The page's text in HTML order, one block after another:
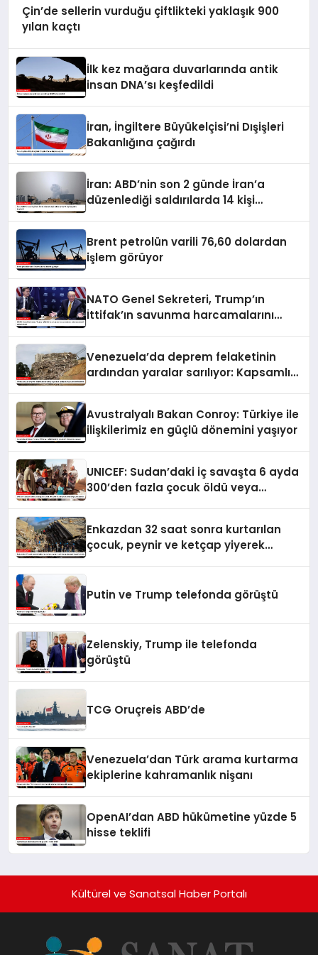
Çin’de sellerin vurduğu çiftlikteki yaklaşık 900
yılan kaçtı
İlk kez mağara duvarlarında antik
insan DNA’sı keşfedildi
İran, İngiltere Büyükelçisi’ni Dışişleri
Bakanlığına çağırdı
İran: ABD’nin son 2 günde İran’a
düzenlediği saldırılarda 14 kişi
Brent petrolün varili 76,60 dolardan
işlem görüyor
NATO Genel Sekreteri, Trump’ın
İttifak’ın savunma harcamalarını
Venezuela’da deprem felaketinin
ardından yaralar sarılıyor: Kapsamlı
Avustralyalı Bakan Conroy: Türkiye ile
ilişkilerimiz en güçlü dönemini yaşıyor
UNICEF: Sudan’daki iç savaşta 6 ayda
300’den fazla çocuk öldü veya
Enkazdan 32 saat sonra kurtarılan
çocuk, peynir ve ketçap yiyerek
Putin ve Trump telefonda görüştü
Zelenskiy, Trump ile telefonda
görüştü
TCG Oruçreis ABD’de
Venezuela’dan Türk arama kurtarma
ekiplerine kahramanlık nişanı
OpenAI’dan ABD hükümetine yüzde 5
hisse teklifi
Kültürel ve Sanatsal Haber Portalı